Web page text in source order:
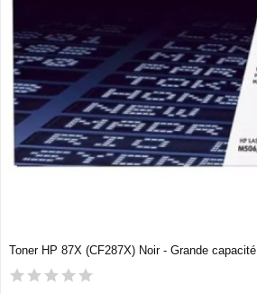
Toner HP 87X (CF287X) Noir - Grande capacité